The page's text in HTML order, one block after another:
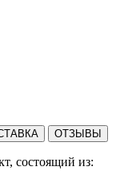
ОТЗЫВЫ
состоящий из: